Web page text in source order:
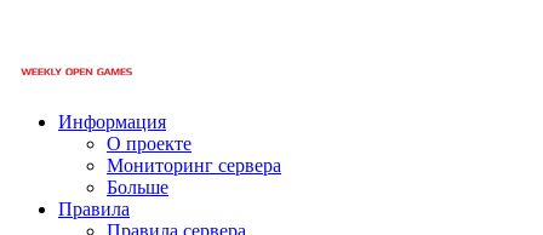
Информация
О проекте
Мониторинг сервера
Больше
Правила
Правила сервера